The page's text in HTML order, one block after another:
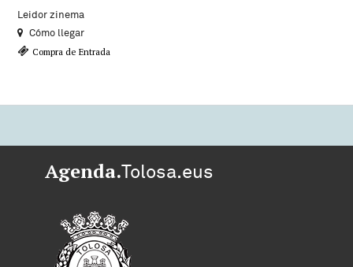
Leidor zinema
Cómo llegar
Compra de Entrada
Agenda.Tolosa.eus